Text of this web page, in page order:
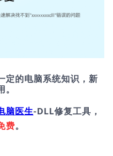
定的电脑系统知识，新
脑医生-DLL修复工具，
费。